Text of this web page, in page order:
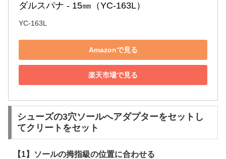
ダルスパナ - 15㎜（YC-163L）
YC-163L
Amazonで見る
楽天市場で見る
シューズの3穴ソールへアダプターをセットし
てクリートをセット
【1】ソールの拇指級の位置に合わせる